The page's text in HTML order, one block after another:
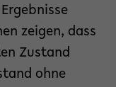
zeigen, dass
Zustand
ohne